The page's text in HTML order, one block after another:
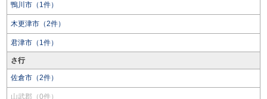
鴨川市（1件）
木更津市（2件）
君津市（1件）
さ行
佐倉市（2件）
山武郡（0件）